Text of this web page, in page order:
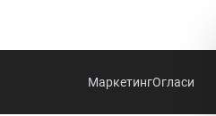
МаркетингОгласи